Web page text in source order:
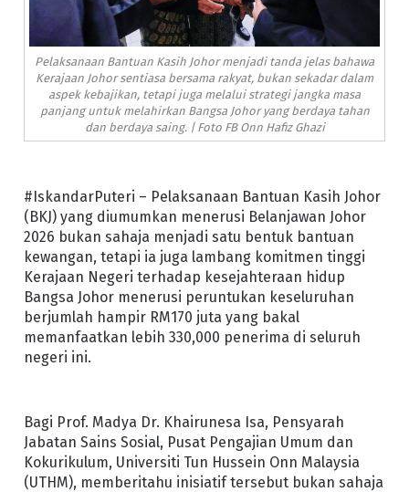
Pelaksanaan Bantuan Kasih Johor menjadi tanda jelas bahawa
Kerajaan Johor sentiasa bersama rakyat, bukan sekadar dalam
aspek kebajikan, tetapi juga melalui strategi jangka masa
panjang untuk melahirkan Bangsa Johor yang berdaya tahan
dan berdaya saing. | Foto FB Onn Hafiz Ghazi
#IskandarPuteri – Pelaksanaan Bantuan Kasih Johor
(BKJ) yang diumumkan menerusi Belanjawan Johor
2026 bukan sahaja menjadi satu bentuk bantuan
kewangan, tetapi ia juga lambang komitmen tinggi
Kerajaan Negeri terhadap kesejahteraan hidup
Bangsa Johor menerusi peruntukan keseluruhan
berjumlah hampir RM170 juta yang bakal
memanfaatkan lebih 330,000 penerima di seluruh
negeri ini.
Bagi Prof. Madya Dr. Khairunesa Isa, Pensyarah
Jabatan Sains Sosial, Pusat Pengajian Umum dan
Kokurikulum, Universiti Tun Hussein Onn Malaysia
(UTHM), memberitahu inisiatif tersebut bukan sahaja